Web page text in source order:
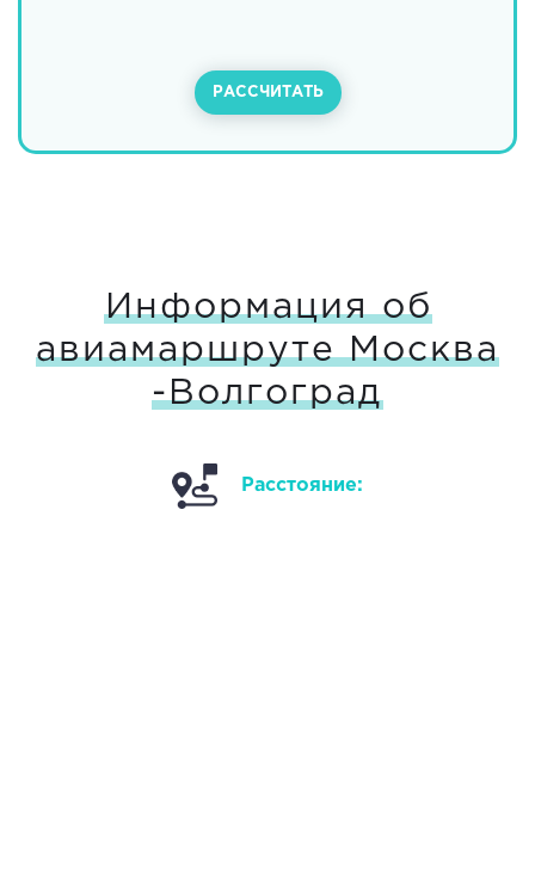
РАССЧИТАТЬ
Информация об
авиамаршруте Москва
-Волгоград
Расстояние: